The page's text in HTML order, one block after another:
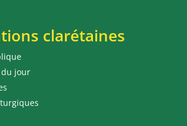
clarétaines
jour